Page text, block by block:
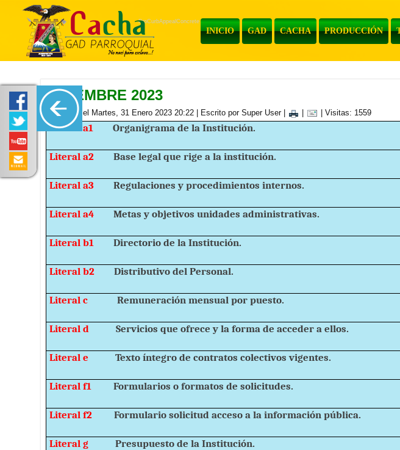
INICIO GAD CACHA PRODUCCIÓN
ProCurbAppealConcrete
DICIEMBRE 2023
Publicado el Martes, 31 Enero 2023 20:22 Escrito por Super User| | Visitas: 1559
Literal a1 Organigrama de la Institución.
Literal a2 Base legal que rige a la institución.
Literal a3 Regulaciones y procedimientos internos.
Literal a4 Metas y objetivos unidades administrativas.
Literal b1 Directorio de la Institución.
Literal b2 Distributivo del Personal.
Literal c Remuneración mensual por puesto.
Literal d Servicios que ofrece y la forma de acceder a ellos.
Literal e Texto íntegro de contratos colectivos vigentes.
Literal f1 Formularios o formatos de solicitudes.
Literal f2 Formulario solicitud acceso a la información pública.
Literal g Presupuesto de la Institución.